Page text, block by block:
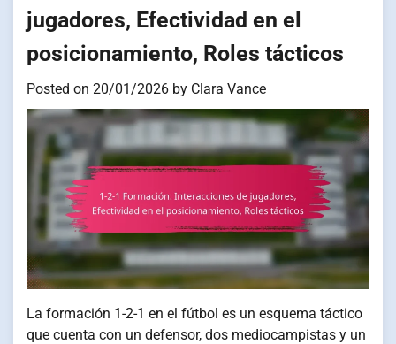
jugadores, Efectividad en el
posicionamiento, Roles tácticos
Posted on 20/01/2026 by Clara Vance
La formación 1-2-1 en el fútbol es un esquema táctico
que cuenta con un defensor, dos mediocampistas y un